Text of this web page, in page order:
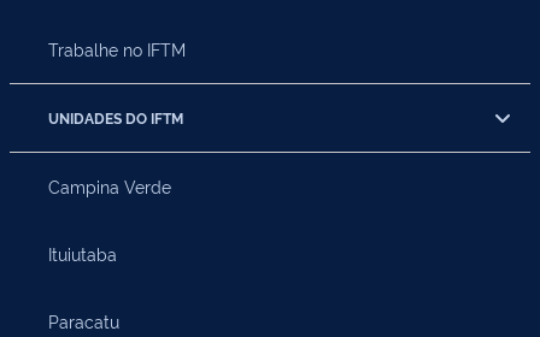
Trabalhe no IFTM
UNIDADES DO IFTM
Campina Verde
Ituiutaba
Paracatu